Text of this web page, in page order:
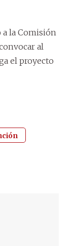
la Comisión
al
el proyecto